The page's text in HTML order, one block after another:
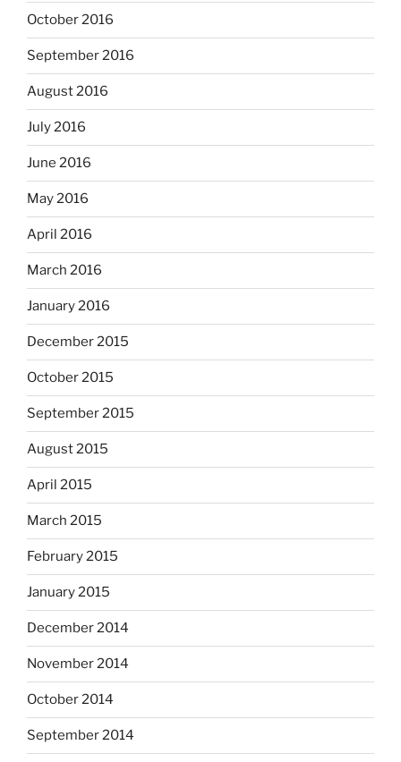
October 2016
September 2016
August 2016
July 2016
June 2016
May 2016
April 2016
March 2016
January 2016
December 2015
October 2015
September 2015
August 2015
April 2015
March 2015
February 2015
January 2015
December 2014
November 2014
October 2014
September 2014